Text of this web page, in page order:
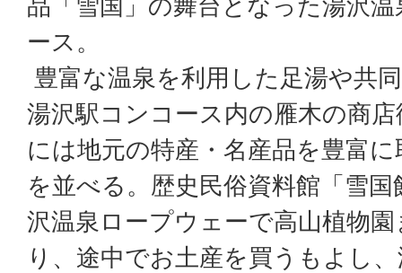
ース。
豊富な温泉を利用した足湯や共
湯沢駅コンコース内の雁木の商
には地元の特産・名産品を豊富
を並べる。歴史民俗資料館「雪
沢温泉ロープウェーで高山植物
り、途中でお土産を買うもよし